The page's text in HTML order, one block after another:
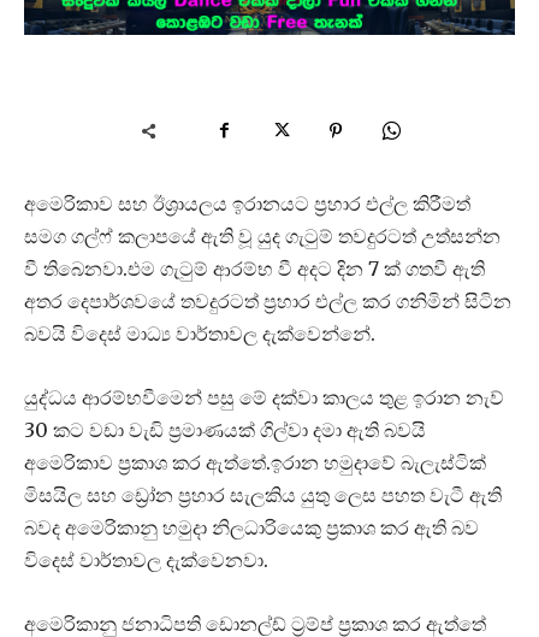
අමෙරිකාව සහ ඊශ්‍රායලය ඉරානයට ප්‍රහාර එල්ල කිරීමත්
සමග ගල්ෆ් කලාපයේ ඇති වූ යුද ගැටුම් තවදුරටත් උත්සන්න
වී තිබෙනවා.එම ගැටුම් ආරම්භ වී අදට දින 7 ක් ගතවී ඇති
අතර දෙපාර්ශවයේ තවදුරටත් ප්‍රහාර එල්ල කර ගනිමින් සිටින
බවයි විදෙස් මාධ්‍ය වාර්තාවල දැක්වෙන්නේ.
යුද්ධය ආරම්භවීමෙන් පසු මේ දක්වා කාලය තුළ ඉරාන නැව්
30 කට වඩා වැඩි ප්‍රමාණයක් ගිල්වා දමා ඇති බවයි
අමෙරිකාව ප්‍රකාශ කර ඇත්තේ.ඉරාන හමුදාවේ බැලැස්ටික්
මිසයිල සහ ඩ්‍රෝන ප්‍රහාර සැලකිය යුතු ලෙස පහත වැටී ඇති
බවද අමෙරිකානු හමුදා නිලධාරියෙකු ප්‍රකාශ කර ඇති බව
විදෙස් වාර්තාවල දැක්වෙනවා.
අමෙරිකානු ජනාධිපති ඩොනල්ඩ් ට්‍රම්ප් ප්‍රකාශ කර ඇත්තේ